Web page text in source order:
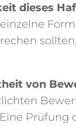
dieses
von
Prüfung